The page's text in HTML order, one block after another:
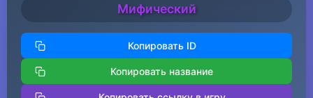
Мифический
Копировать ID
Копировать название